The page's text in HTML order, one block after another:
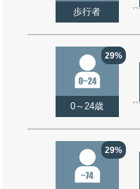
歩行者
29%
0～24歳
29%